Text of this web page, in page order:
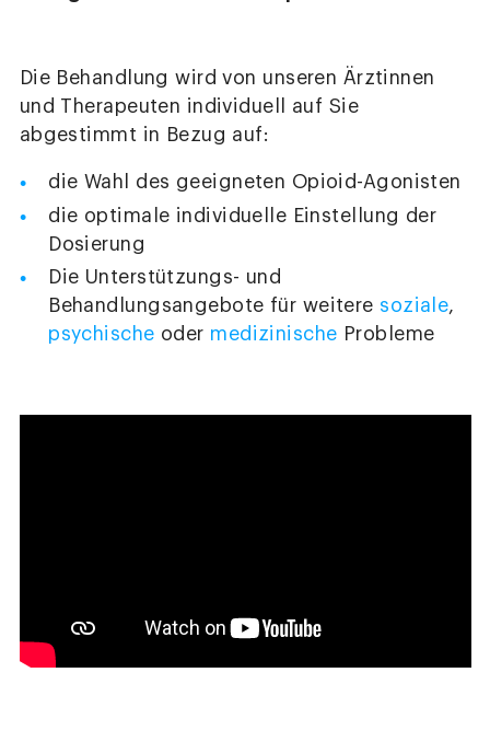
Die Behandlung wird von unseren Ärztinnen
und Therapeuten individuell auf Sie
abgestimmt in Bezug auf:
die Wahl des geeigneten Opioid-Agonisten
die optimale individuelle Einstellung der
Dosierung
Die Unterstützungs- und
Behandlungsangebote für weitere soziale,
psychische oder medizinische Probleme